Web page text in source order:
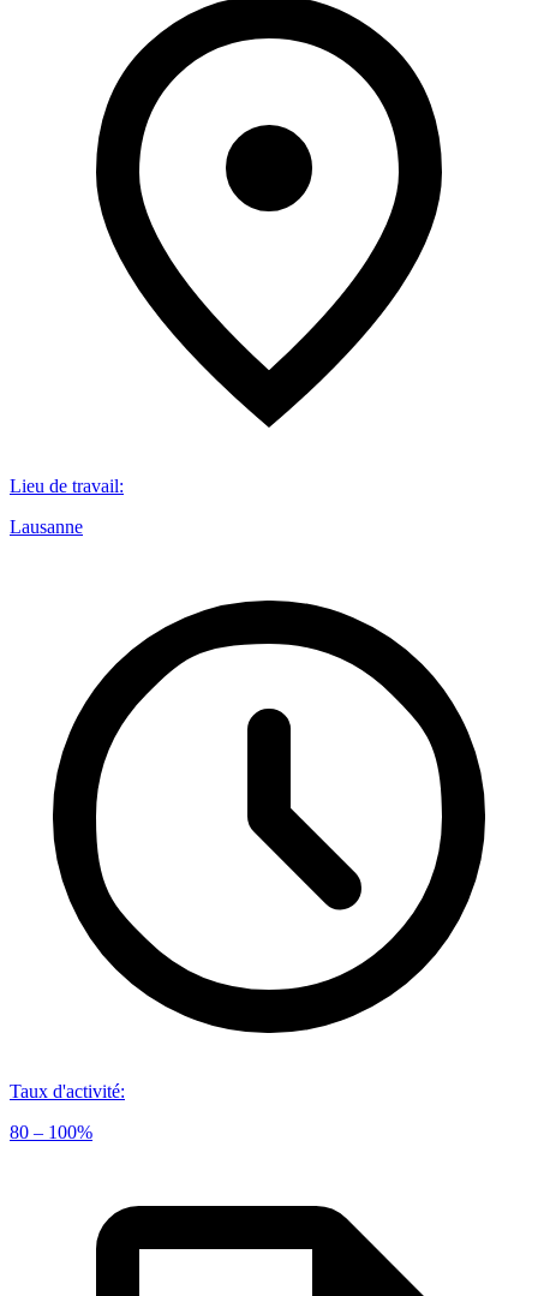
Lieu de travail:
Lausanne
Taux d'activité:
80 – 100%